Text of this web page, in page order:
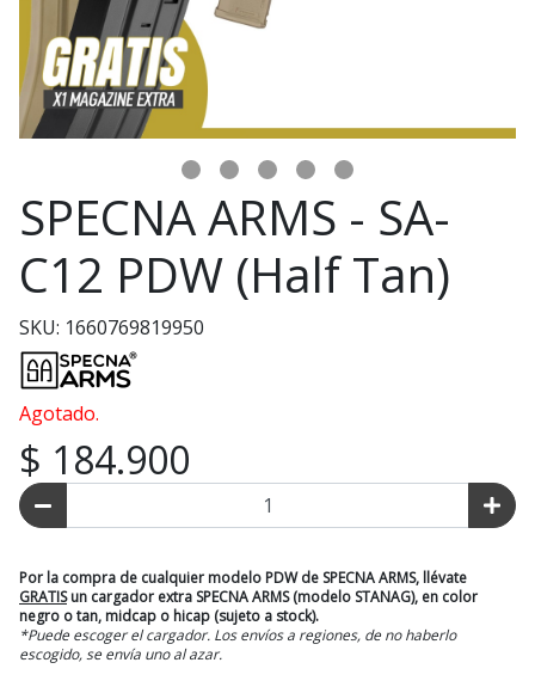
SPECNA ARMS - SA-
C12 PDW (Half Tan)
SKU: 1660769819950
Agotado.
$ 184.900
Por la compra de cualquier modelo PDW de SPECNA ARMS, llévate
GRATISun cargador extra SPECNA ARMS (modelo STANAG), en color
negro o tan, midcap o hicap (sujeto a stock).
*Puede escoger el cargador. Los envíos a regiones, de no haberlo
escogido, se envía uno al azar.